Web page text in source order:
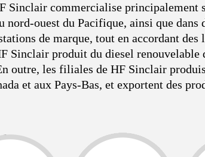
Sinclair commercialise principalement
nord-ouest du Pacifique, ainsi que
de marque, tout en accordant
Sinclair produit du diesel
outre, les filiales de HF Sinclair
et aux Pays-Bas, et exportent des